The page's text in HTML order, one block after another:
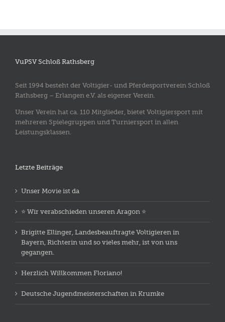
VuPSV Schloß Rathsberg
Seit 1994 besteht der Voltigier- und Pferdesportverein Schloß
Rathsberg – Erlangen e.V. als eigener Verein.
Unser Verein hat ca. 110 Mitglieder, bietet Voltigiersport mit
mehreren Spielegruppen und Turniersport in allen
Leistungsklassen.
Letzte Beiträge
Unser Movie ist da
⭐️ Wir verabschieden unseren Aragon ⭐️
Brigitte Ellinger, Landesbeauftragte Voltigieren in
Bayern, Richterin und so vieles mehr, ist von uns
gegangen.
Herzlich Willkommen Floriano!
Deutsche Jugendmeisterschaften in Krumke